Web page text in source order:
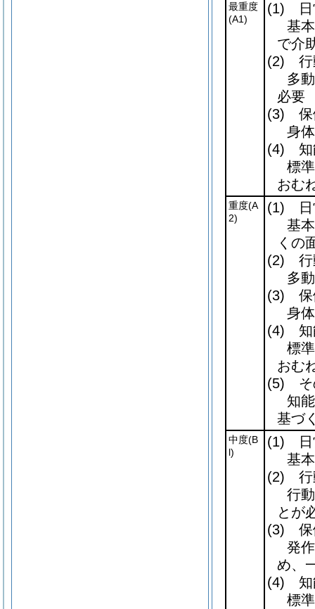
最重度
(A1)
(1) 日
基
で介
(2) 行
多
必要
(3) 保
身
(4) 知
標
おむ
重度(A
2)
(1) 日
基
くの
(2) 行
多
(3) 保
身
(4) 知
標
おむ
(5) そ
知
基づ
中度(B
l)
(1) 日
基
(2) 行
行
とが
(3) 保
発
め、
(4) 知
標